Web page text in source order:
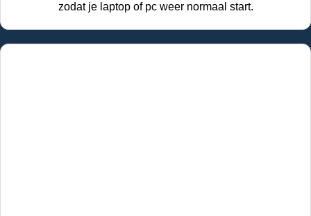
zodat je laptop of pc weer normaal start.